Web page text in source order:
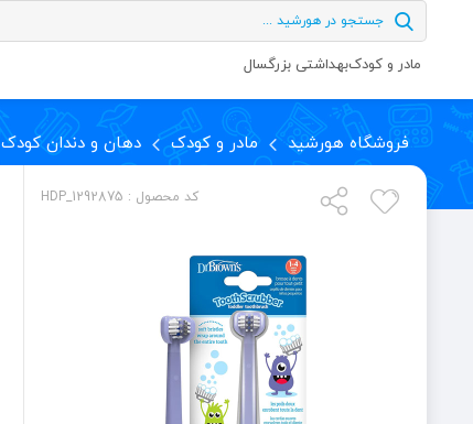
مادر و کودکبهداشتی بزرگسال
فروشگاه هورشید مادر و کودک دهان و دندان کودک
کد محصول : HDP_1292875